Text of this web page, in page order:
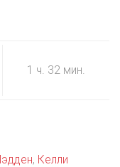
1 ч. 32 мин.
, Келли